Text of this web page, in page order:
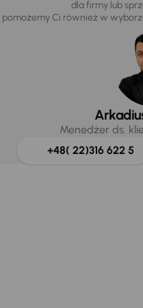
dla firmy lub
Ci również w
Menedżer ds.
+48( 22)316 622 5